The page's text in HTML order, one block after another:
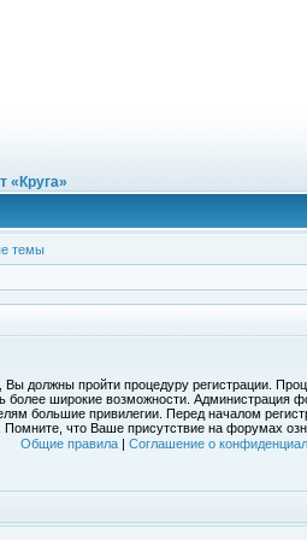
«Круга»
темы
должны пройти процедуру регистрации.
более широкие возможности. Администрация
большие привилегии. Перед началом
что Ваше присутствие на форумах
Общие правила| Соглашение о